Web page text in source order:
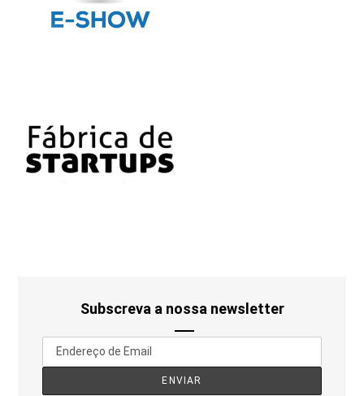
Subscreva a nossa newsletter